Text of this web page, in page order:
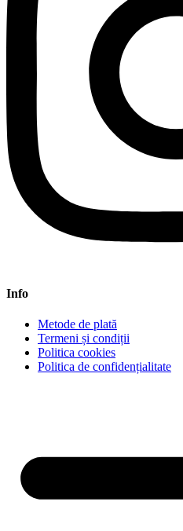
Info
Metode de plată
Termeni și condiții
Politica cookies
Politica de confidențialitate